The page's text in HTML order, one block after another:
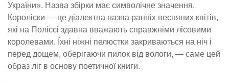
України». Назва збірки має символічне значення.
Короліски — це діалектна назва ранніх весняних квітів,
які на Поліссі здавна вважають справжніми лісовими
королевами. Їхні ніжні пелюстки закриваються на ніч і
перед дощем, оберігаючи пилок від вологи, — саме цей
образ ліг в основу поетичної книги.